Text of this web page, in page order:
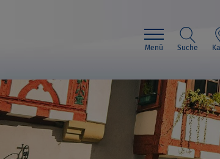
Menü Suche